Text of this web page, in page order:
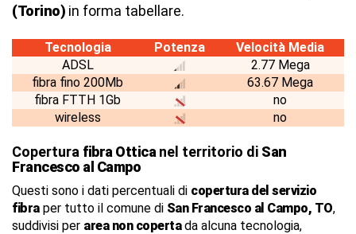
(Torino) in forma tabellare.
Tecnologia Potenza
Velocità Media
ADSL
2.77 Mega
fibra fino 200Mb
63.67 Mega
fibra FTTH 1Gb
no
wireless
no
Copertura fibra Ottica nel territorio di San
Francesco al Campo
Questi sono i dati percentuali di copertura del servizio
fibraper tutto il comune di San Francesco al Campo, TO,
suddivisi per area non copertada alcuna tecnologia,